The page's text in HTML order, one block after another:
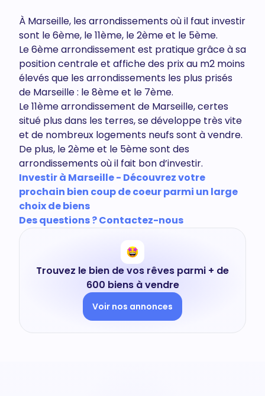
À Marseille, les arrondissements où il faut investir
sont le 6ème, le 11ème, le 2ème et le 5ème.
Le 6ème arrondissement est pratique grâce à sa
position centrale et affiche des prix au m2 moins
élevés que les arrondissements les plus prisés
de Marseille : le 8ème et le 7ème.
Le 11ème arrondissement de Marseille, certes
situé plus dans les terres, se développe très vite
et de nombreux logements neufs sont à vendre.
De plus, le 2ème et le 5ème sont des
arrondissements où il fait bon d’investir.
Investir à Marseille - Découvrez votre
prochain bien coup de coeur parmi un large
choix de biens
Des questions ? Contactez-nous
Trouvez le bien de vos rêves parmi + de
600 biens à vendre
Voir nos annonces